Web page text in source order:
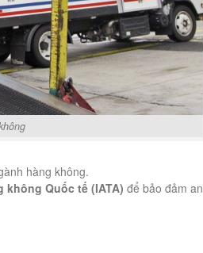
hàng không.
không Quốc tế (IATA) để bảo đảm an